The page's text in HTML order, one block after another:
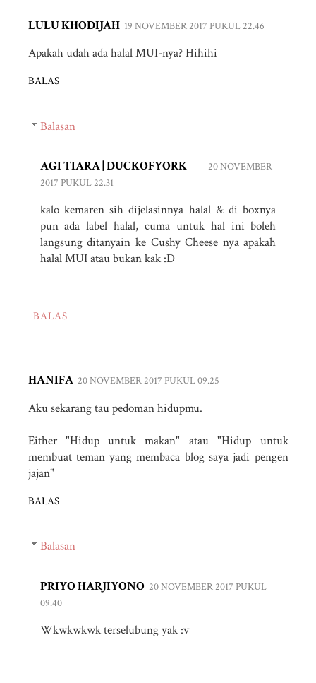
LULU KHODIJAH 19 NOVEMBER 2017 PUKUL 22.46
Apakah udah ada halal MUI-nya? Hihihi
BALAS
Balasan
AGI TIARA | DUCKOFYORK
20 NOVEMBER
2017 PUKUL 22.31
kalo kemaren sih dijelasinnya halal & di boxnya
pun ada label halal, cuma untuk hal ini boleh
langsung ditanyain ke Cushy Cheese nya apakah
halal MUI atau bukan kak :D
BALAS
HANIFA 20 NOVEMBER 2017 PUKUL 09.25
Aku sekarang tau pedoman hidupmu.
Either "Hidup untuk makan" atau "Hidup untuk
membuat teman yang membaca blog saya jadi pengen
jajan"
BALAS
Balasan
PRIYO HARJIYONO 20 NOVEMBER 2017 PUKUL
09.40
Wkwkwkwk terselubung yak :v